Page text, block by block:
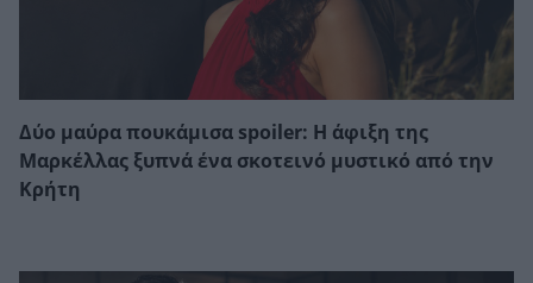
Δύο μαύρα πουκάμισα spoiler: Η άφιξη της
Μαρκέλλας ξυπνά ένα σκοτεινό μυστικό από την
Κρήτη